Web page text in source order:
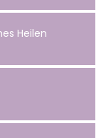
Heilen